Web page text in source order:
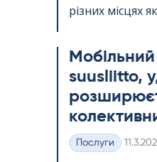
різних місцях
suus­liitto,
Категорії
Послуги